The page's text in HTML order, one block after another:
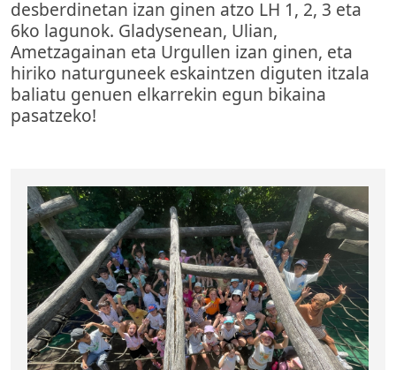
desberdinetan izan ginen atzo LH 1, 2, 3 eta
6ko lagunok. Gladysenean, Ulian,
Ametzagainan eta Urgullen izan ginen, eta
hiriko naturguneek eskaintzen diguten itzala
baliatu genuen elkarrekin egun bikaina
pasatzeko!